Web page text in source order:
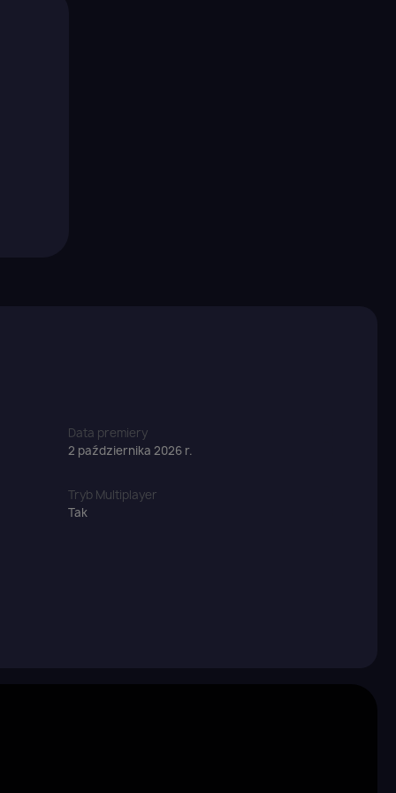
Data premiery
2 października 2026 r.
Tryb Multiplayer
Tak